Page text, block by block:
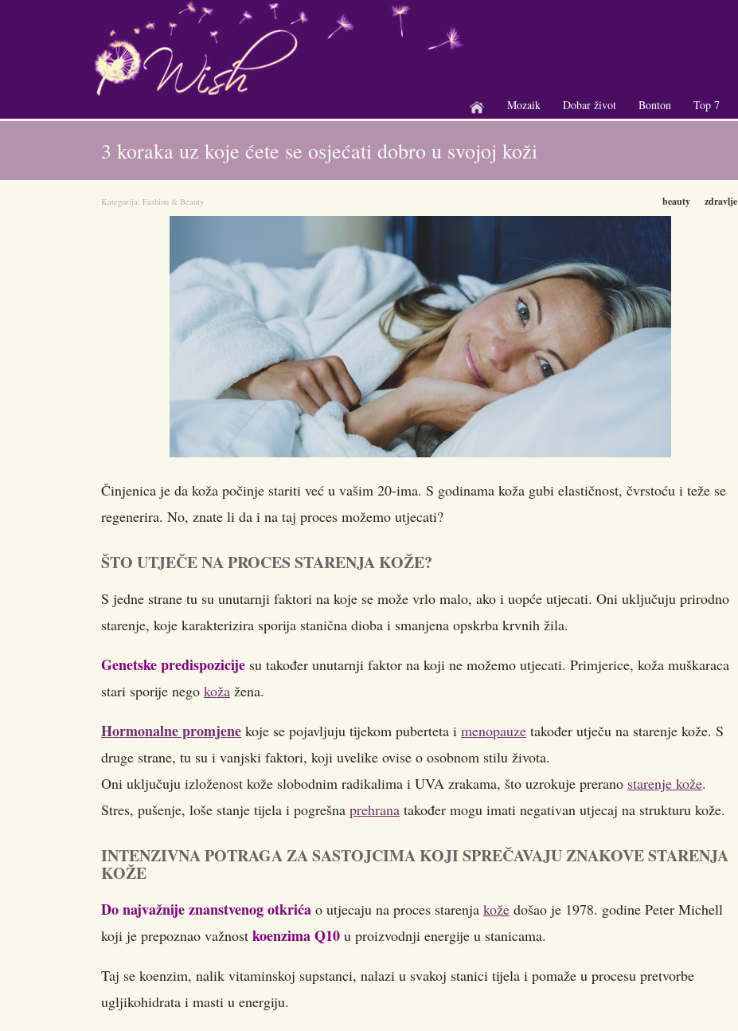
+
Mozaik
+
Dobar život
+
Bonton
Top 7
3 koraka uz koje ćete se osjećati dobro u svojoj koži
Kategorija: Fashion & Beauty beauty zdravlje
Činjenica je da koža počinje stariti već u vašim 20-ima. S godinama koža gubi elastičnost, čvrstoću i teže se
regenerira. No, znate li da i na taj proces možemo utjecati?
ŠTO UTJEČE NA PROCES STARENJA KOŽE?
S jedne strane tu su unutarnji faktori na koje se može vrlo malo, ako i uopće utjecati. Oni uključuju prirodno
starenje, koje karakterizira sporija stanična dioba i smanjena opskrba krvnih žila.
Genetske predispozicije su također unutarnji faktor na koji ne možemo utjecati. Primjerice, koža muškaraca
stari sporije nego koža žena.
Hormonalne promjene koje se pojavljuju tijekom puberteta i menopauze također utječu na starenje kože. S
druge strane, tu su i vanjski faktori, koji uvelike ovise o osobnom stilu života.
Oni uključuju izloženost kože slobodnim radikalima i UVA zrakama, što uzrokuje prerano starenje kože.
Stres, pušenje, loše stanje tijela i pogrešna prehrana također mogu imati negativan utjecaj na strukturu kože.
INTENZIVNA POTRAGA ZA SASTOJCIMA KOJI SPREČAVAJU ZNAKOVE STARENJA
KOŽE
Do najvažnije znanstvenog otkrića o utjecaju na proces starenja kože došao je 1978. godine Peter Michell
koji je prepoznao važnost koenzima Q10 u proizvodnji energije u stanicama.
Taj se koenzim, nalik vitaminskoj supstanci, nalazi u svakoj stanici tijela i pomaže u procesu pretvorbe
ugljikohidrata i masti u energiju.